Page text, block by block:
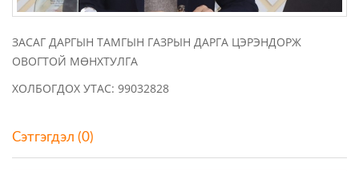
ЗАСАГ ДАРГЫН ТАМГЫН ГАЗРЫН ДАРГА ЦЭРЭНДОРЖ
ОВОГТОЙ МӨНХТУЛГА
ХОЛБОГДОХ УТАС: 99032828
Сэтгэгдэл (0)